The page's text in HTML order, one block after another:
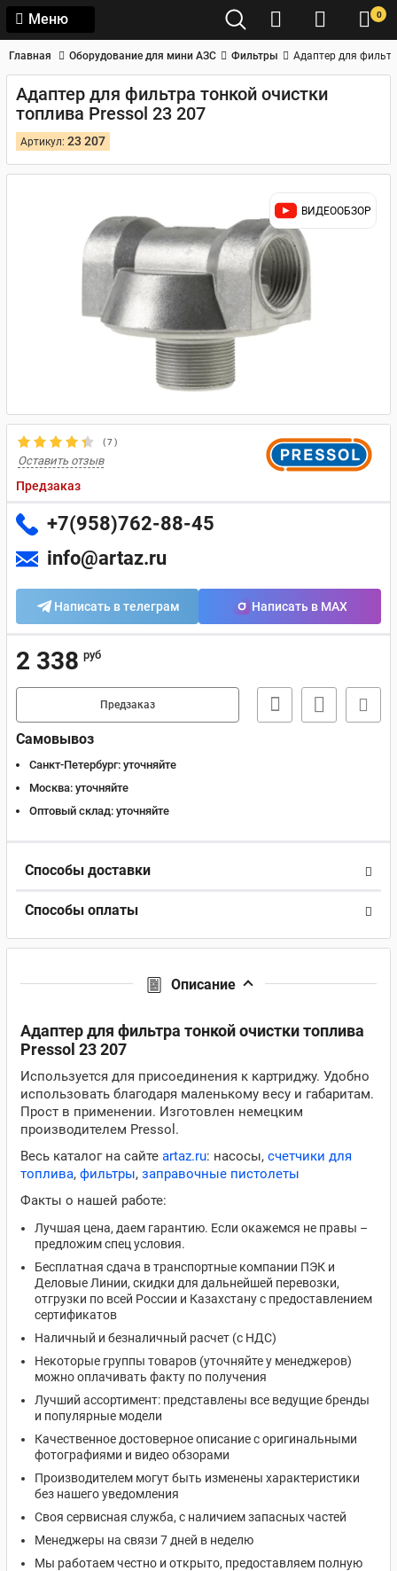
Меню 0
Главная Оборудование для мини АЗС Фильтры Адаптер для
Адаптер для фильтра тонкой очистки
топлива Pressol 23 207
Артикул: 23 207
ВИДЕООБЗОР
(7)
Оставить отзыв
Предзаказ
+7(958)762-88-45
info@artaz.ru
Написать в телеграм Написать в MAX
2 338 руб
Предзаказ
Самовывоз
Санкт-Петербург: уточняйте
Москва: уточняйте
Оптовый склад: уточняйте
Способы доставки
Способы оплаты
Описание
Адаптер для фильтра тонкой очистки топлива
Pressol 23 207
Используется для присоединения к картриджу. Удобно
использовать благодаря маленькому весу и габаритам.
Прост в применении. Изготовлен немецким
производителем Pressol.
Весь каталог на сайте artaz.ru: насосы, счетчики для
топлива, фильтры, заправочные пистолеты
Факты о нашей работе:
Лучшая цена, даем гарантию. Если окажемся не правы –
предложим спец условия.
Бесплатная сдача в транспортные компании ПЭК и
Деловые Линии, скидки для дальнейшей перевозки,
отгрузки по всей России и Казахстану с предоставлением
сертификатов
Наличный и безналичный расчет (с НДС)
Некоторые группы товаров (уточняйте у менеджеров)
можно оплачивать факту по получения
Лучший ассортимент: представлены все ведущие бренды
и популярные модели
Качественное достоверное описание с оригинальными
фотографиями и видео обзорами
Производителем могут быть изменены характеристики
без нашего уведомления
Своя сервисная служба, с наличием запасных частей
Менеджеры на связи 7 дней в неделю
Мы работаем честно и открыто, предоставляем полную